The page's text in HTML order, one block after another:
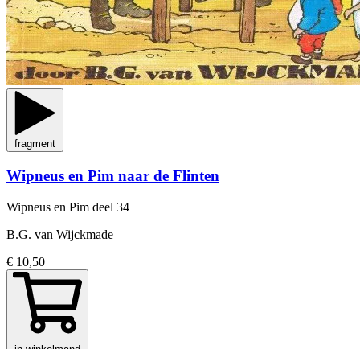
fragment
Wipneus en Pim naar de Flinten
Wipneus en Pim deel 34
B.G. van Wijckmade
€ 10,50